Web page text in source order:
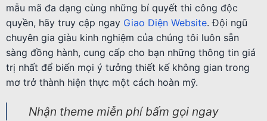
mẫu mã đa dạng cùng những bí quyết thi công độc
quyền, hãy truy cập ngay Giao Diện Website. Đội ngũ
chuyên gia giàu kinh nghiệm của chúng tôi luôn sẵn
sàng đồng hành, cung cấp cho bạn những thông tin giá
trị nhất để biến mọi ý tưởng thiết kế không gian trong
mơ trở thành hiện thực một cách hoàn mỹ.
Nhận theme miễn phí bấm gọi ngay